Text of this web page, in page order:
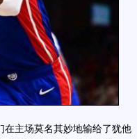
主场莫名其妙地输给了犹他